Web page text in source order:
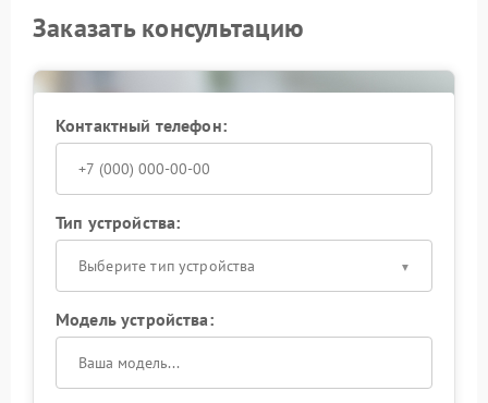
Заказать консультацию
Контактный телефон:
Тип устройства:
Выберите тип устройства
Модель устройства: